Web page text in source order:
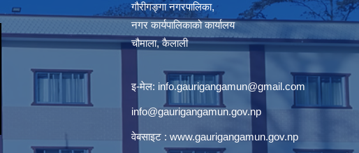
गौरीगङ्गा नगरपालिका,
नगर कार्यपालिकाको कार्यालय
चौमाला, कैलाली
इ-मेल: info.gaurigangamun@gmail.com
info@gaurigangamun.gov.np
वेबसाइट : www.gaurigangamun.gov.np